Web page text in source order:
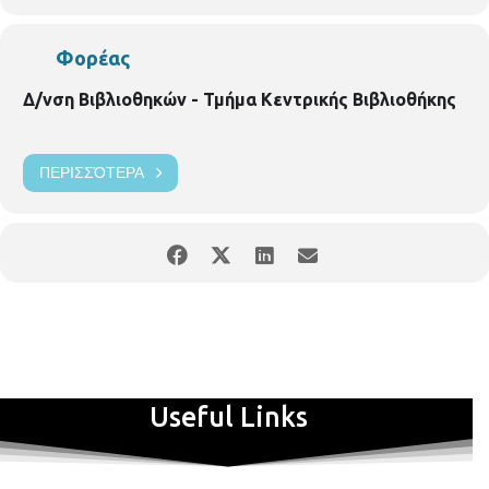
παραστατική αφηγηση παραμυθιού οργανώθηκε από την
Κεντρική Δημοτική Βιβλιοθήκη Θεσσαλονίκης
Φορέας
Δ/νση Βιβλιοθηκών - Τμήμα Κεντρικής Βιβλιοθήκης
ΠΕΡΙΣΣΌΤΕΡΑ
Useful Links